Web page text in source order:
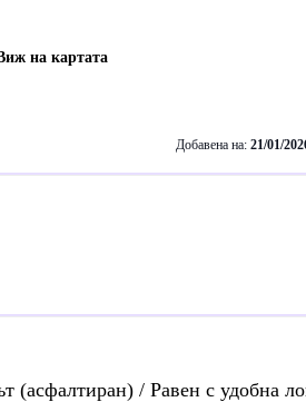
на картата
Добавена на: 21/01/
/ Равен с удобна